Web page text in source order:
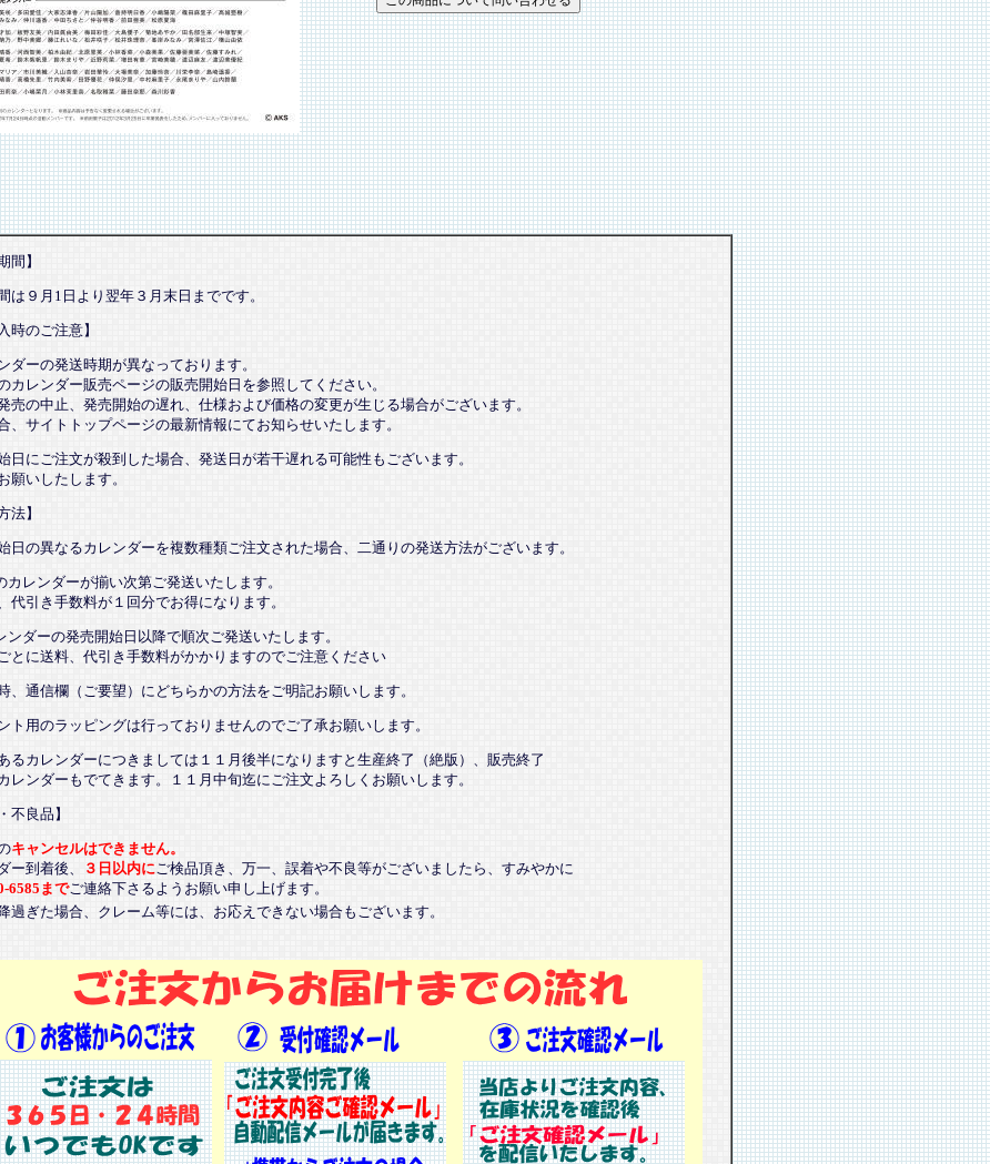
間】
は９月1日より翌年３月末日までです。
時のご注意】
ダーの発送時期が異なっております。
カレンダー販売ページの販売開始日を参照してください。
売の中止、発売開始の遅れ、仕様および価格の変更が生じる場合がございます。
、サイトトップページの最新情報にてお知らせいたします。
日にご注文が殺到した場合、発送日が若干遅れる可能性もございます。
願いしたします。
法】
日の異なるカレンダーを複数種類ご注文された場合、二通りの発送方法がございます。
カレンダーが揃い次第ご発送いたします。
代引き手数料が１回分でお得になります。
ンダーの発売開始日以降で順次ご発送いたします。
とに送料、代引き手数料がかかりますのでご注意ください
、通信欄（ご要望）にどちらかの方法をご明記お願いします。
ト用のラッピングは行っておりませんのでご了承お願いします。
るカレンダーにつきましては１１月後半になりますと生産終了（絶版）、販売終了
レンダーもでてきます。１１月中旬迄にご注文よろしくお願いします。
不良品】
キャンセルはできません。
ー到着後、
３日以内に ご検品頂き、万一、誤着や不良等がございましたら、すみやかに
6585までご連絡下さるようお願い申し上げます。
過ぎた場合、クレーム等には、お応えできない場合もございます。